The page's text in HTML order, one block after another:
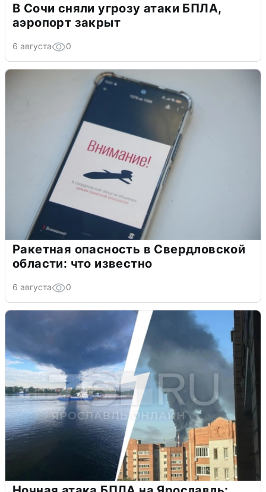
В Сочи сняли угрозу атаки БПЛА,
аэропорт закрыт
6 августа 0
Ракетная опасность в Свердловской
области: что известно
6 августа 0